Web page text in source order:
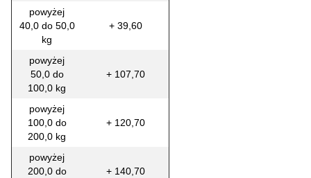
powyżej
40,0 do 50,0
kg
+ 39,60
powyżej
50,0 do
100,0 kg
+ 107,70
powyżej
100,0 do
200,0 kg
+ 120,70
powyżej
200,0 do
+ 140,70